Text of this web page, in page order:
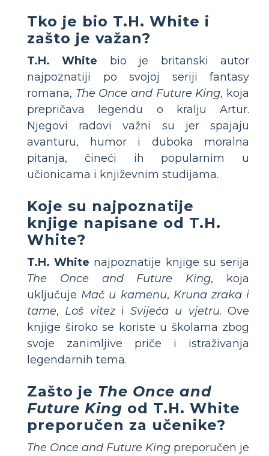
Tko je bio T.H. White i
zašto je važan?
T.H. White bio je britanski autor
najpoznatiji po svojoj seriji fantasy
romana, The Once and Future King, koja
prepričava legendu o kralju Artur.
Njegovi radovi važni su jer spajaju
avanturu, humor i duboka moralna
pitanja, čineći ih popularnim u
učionicama i književnim studijama.
Koje su najpoznatije
knjige napisane od T.H.
White?
T.H. White najpoznatije knjige su serija
The Once and Future King, koja
uključuje Mač u kamenu, Kruna zraka i
tame, Loš viteziSvijeća u vjetru. Ove
knjige široko se koriste u školama zbog
svoje zanimljive priče i istraživanja
legendarnih tema.
Zašto je The Once and
Future King od T.H. White
preporučen za učenike?
The Once and Future King preporučen je